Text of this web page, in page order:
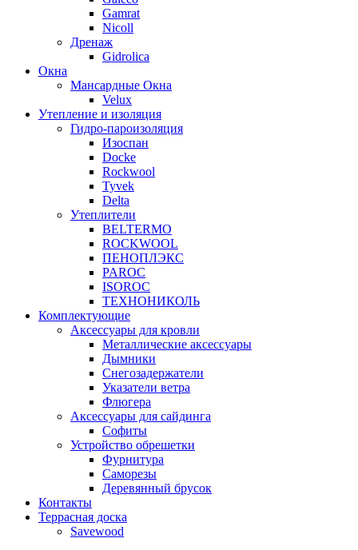
Gamrat
Nicoll
Дренаж
Gidrolica
Окна
Мансардные Окна
Velux
Утепление и изоляция
Гидро-пароизоляция
Изоспан
Docke
Rockwool
Tyvek
Delta
Утеплители
BELTERMO
ROCKWOOL
ПЕНОПЛЭКС
PAROC
ISOROC
ТЕХНОНИКОЛЬ
Комплектующие
Аксессуары для кровли
Металлические аксессуары
Дымники
Снегозадержатели
Указатели ветра
Флюгера
Аксессуары для сайдинга
Софиты
Устройство обрешетки
Фурнитура
Саморезы
Деревянный брусок
Контакты
Террасная доска
Savewood